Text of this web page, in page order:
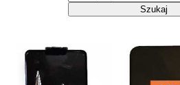
Szukaj